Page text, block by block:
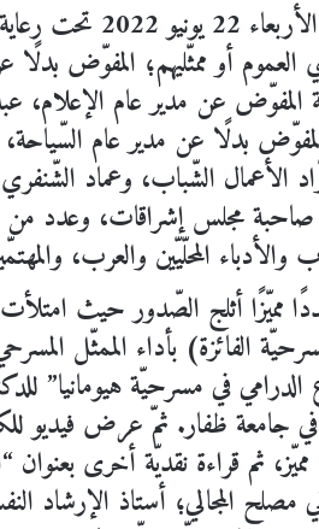
الفعّاليّة
أو ممثّليهم؛ المفوّض بدلًا
المفوّض عن مدير عام الإعلام،
بدلًا عن مدير عام
الأعمال الشّباب، وعماد
مجلس إشراقات، وعدد من
والأدباء المحلّيّين والعرب،
مميّزًا أثلج الصّدور حيث
الفائزة) بأداء الممثّل
الدرامي في مسرحيّة هيومانيا”
في جامعة ظفار. ثمّ عرض فيديو
مميّز، ثم قراءة نقديّة أخرى
مصلح المجالي؛ أستاذ